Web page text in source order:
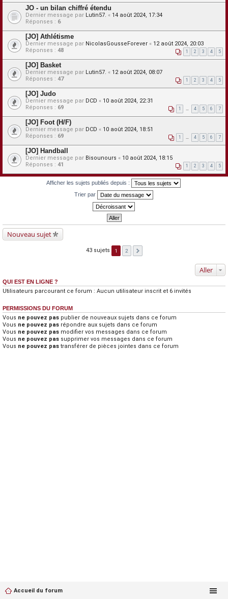
JO - un bilan chiffré étendu
Dernier message par Lutin57. « 14 août 2024, 17:34
Réponses : 6
[JO] Athlétisme
Dernier message par NicolasGousseForever « 12 août 2024, 20:03
Réponses : 48 1 2 3 4 5
[JO] Basket
Dernier message par Lutin57. « 12 août 2024, 08:07
Réponses : 47 1 2 3 4 5
[JO] Judo
Dernier message par DCD « 10 août 2024, 22:31
Réponses : 69 1 … 4 5 6 7
[JO] Foot (H/F)
Dernier message par DCD « 10 août 2024, 18:51
Réponses : 69 1 … 4 5 6 7
[JO] Handball
Dernier message par Bisounours « 10 août 2024, 18:15
Réponses : 41 1 2 3 4 5
Afficher les sujets publiés depuis :
Trier par
Nouveau sujet
43 sujets 1 2
Aller
QUI EST EN LIGNE ?
Utilisateurs parcourant ce forum : Aucun utilisateur inscrit et 6 invités
PERMISSIONS DU FORUM
Vous ne pouvez pas publier de nouveaux sujets dans ce forum
Vous ne pouvez pas répondre aux sujets dans ce forum
Vous ne pouvez pas modifier vos messages dans ce forum
Vous ne pouvez pas supprimer vos messages dans ce forum
Vous ne pouvez pas transférer de pièces jointes dans ce forum
Accueil du forum